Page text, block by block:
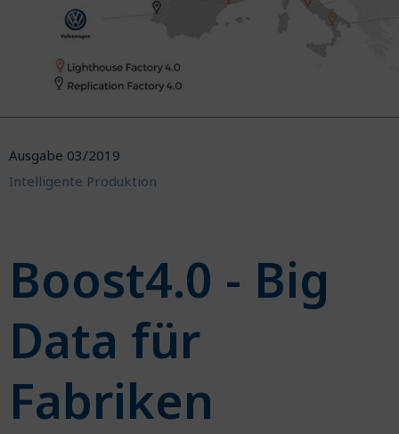
Ausgabe 03/2019
Intelligente Produktion
Boost4.0 - Big
Data für
Fabriken